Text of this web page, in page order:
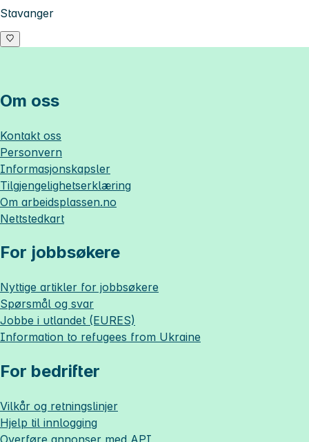
Stavanger
Om oss
Kontakt oss
Personvern
Informasjonskapsler
Tilgjengelighetserklæring
Om arbeidsplassen.no
Nettstedkart
For jobbsøkere
Nyttige artikler for jobbsøkere
Spørsmål og svar
Jobbe i utlandet (EURES)
Information to refugees from Ukraine
For bedrifter
Vilkår og retningslinjer
Hjelp til innlogging